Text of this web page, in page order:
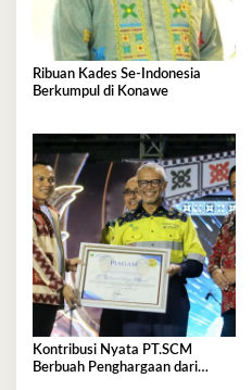
Ribuan Kades Se-Indonesia
Berkumpul di Konawe
Kontribusi Nyata PT.SCM
Berbuah Penghargaan dari